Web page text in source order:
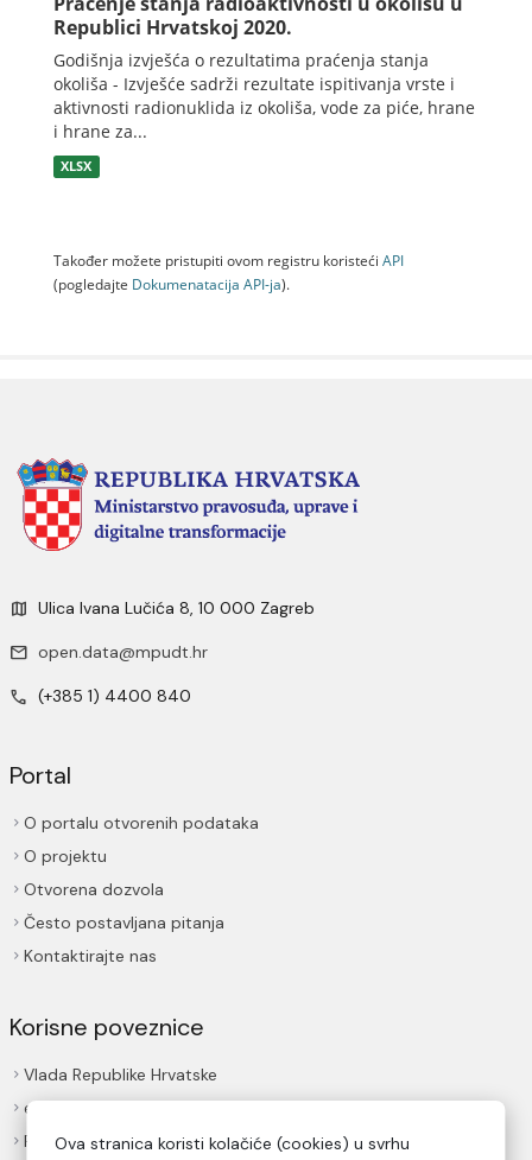
Republici Hrvatskoj 2020.
Godišnja izvješća o rezultatima praćenja stanja
okoliša - Izvješće sadrži rezultate ispitivanja vrste i
aktivnosti radionuklida iz okoliša, vode za piće, hrane
i hrane za...
XLSX
Također možete pristupiti ovom registru koristeći API
(pogledajte Dokumenаtаcijа API-jа).